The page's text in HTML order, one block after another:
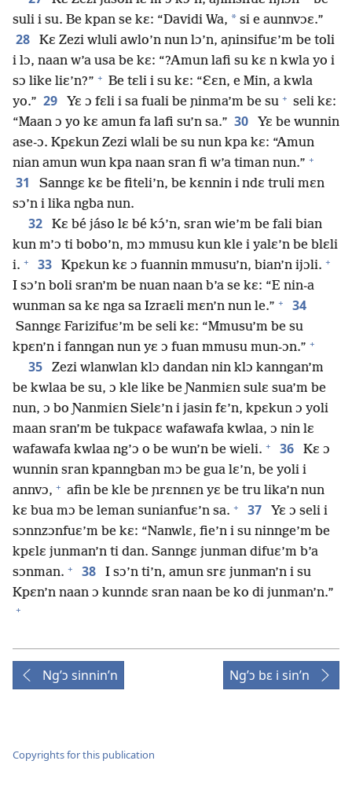
suli i su. Be kpan se kɛ: “Davidi Wa, * si e aunnvɔɛ.”
28
Kɛ Zezi wluli awlo’n nun lɔ’n, aɲinsifuɛ’m be toli
i lɔ, naan w’a usa be kɛ: “?Amun lafi su kɛ n kwla yo i
sɔ like liɛ’n?” + Be tɛli i su kɛ: “Ɛɛn, e Min, a kwla
yo.” 29 Yɛ ɔ fɛli i sa fuali be ɲinma’m be su + seli kɛ:
“Maan ɔ yo kɛ amun fa lafi su’n sa.” 30
Yɛ be wunnin
ase-ɔ. Kpɛkun Zezi wlali be su nun kpa kɛ: “Amun
nian amun wun kpa naan sran fi w’a timan nun.” +
31
Sanngɛ kɛ be fiteli’n, be kɛnnin i ndɛ truli mɛn
sɔ’n i lika ngba nun.
32
Kɛ bé jáso lɛ bé kɔ́’n, sran wie’m be fali bian
kun m’ɔ ti bobo’n, mɔ mmusu kun kle i yalɛ’n be blɛli
i. + 33 Kpɛkun kɛ ɔ fuannin mmusu’n, bian’n ijɔli. +
I sɔ’n boli sran’m be nuan naan b’a se kɛ: “E nin-a
wunman sa kɛ nga sa Izraɛli mɛn’n nun le.” + 34
Sanngɛ Farizifuɛ’m be seli kɛ: “Mmusu’m be su
kpɛn’n i fanngan nun yɛ ɔ fuan mmusu mun-ɔn.” +
35
Zezi wlanwlan klɔ dandan nin klɔ kanngan’m
be kwlaa be su, ɔ kle like be Ɲanmiɛn sulɛ sua’m be
nun, ɔ bo Ɲanmiɛn Sielɛ’n i jasin fɛ’n, kpɛkun ɔ yoli
maan sran’m be tukpacɛ wafawafa kwlaa, ɔ nin lɛ
wafawafa kwlaa ng’ɔ o be wun’n be wieli. + 36
Kɛ ɔ
wunnin sran kpanngban mɔ be gua lɛ’n, be yoli i
annvɔ, + afin be kle be ɲrɛnnɛn yɛ be tru lika’n nun
kɛ bua mɔ be leman sunianfuɛ’n sa. + 37
Yɛ ɔ seli i
sɔnnzɔnfuɛ’m be kɛ: “Nanwlɛ, fie’n i su ninnge’m be
kpɛlɛ junman’n ti dan. Sanngɛ junman difuɛ’m b’a
sɔnman. + 38
I sɔ’n ti’n, amun srɛ junman’n i su
Kpɛn’n naan ɔ kunndɛ sran naan be ko di junman’n.”
+
Ng’ɔ sinnin’n Ng’ɔ bɛ i sin’n
Copyrights for this publication